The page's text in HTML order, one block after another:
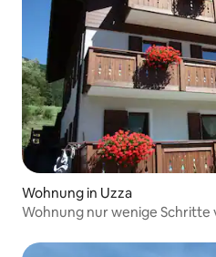
Wohnung in Uzza
Wohnung nur wenige Schritte